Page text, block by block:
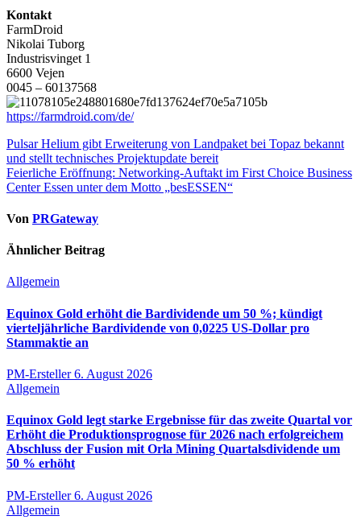
Kontakt
FarmDroid
Nikolai Tuborg
Industrisvinget 1
6600 Vejen
0045 – 60137568
https://farmdroid.com/de/
Beitragsnavigation
Pulsar Helium gibt Erweiterung von Landpaket bei Topaz bekannt
und stellt technisches Projektupdate bereit
Feierliche Eröffnung: Networking-Auftakt im First Choice Business
Center Essen unter dem Motto „besESSEN“
Von PRGateway
Ähnlicher Beitrag
Allgemein
Equinox Gold erhöht die Bardividende um 50 %; kündigt
vierteljährliche Bardividende von 0,0225 US-Dollar pro
Stammaktie an
PM-Ersteller6. August 2026
Allgemein
Equinox Gold legt starke Ergebnisse für das zweite Quartal vor
Erhöht die Produktionsprognose für 2026 nach erfolgreichem
Abschluss der Fusion mit Orla Mining Quartalsdividende um
50 % erhöht
PM-Ersteller6. August 2026
Allgemein